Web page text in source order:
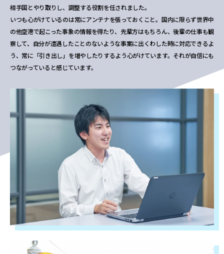
相手国とやり取りし、調整する役割を任されました。
いつも心がけているのは常にアンテナを張っておくこと。国内に限らず世界中
の他空港で起こった事象の情報を得たり、先輩方はもちろん、後輩の仕事も観
察して、自分が遭遇したことのないような事案に出くわした時に対応できるよ
う、常に「引き出し」を増やしたりするよう心がけています。それが自信にも
つながっていると感じています。